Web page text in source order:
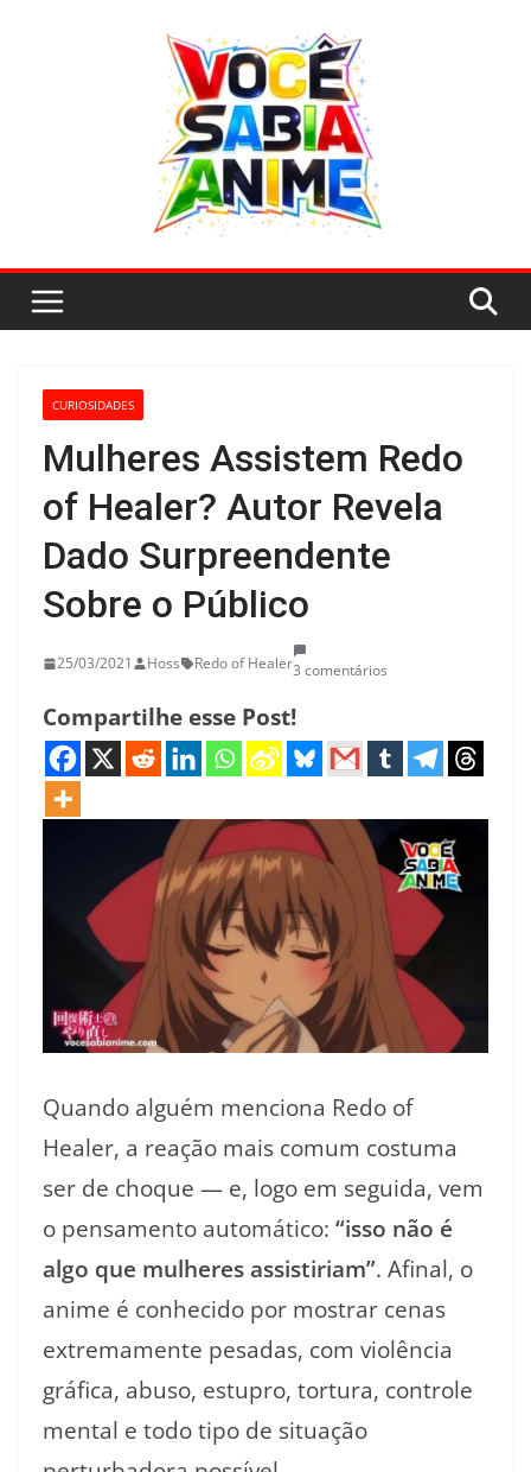
CURIOSIDADES
Mulheres Assistem Redo
of Healer? Autor Revela
Dado Surpreendente
Sobre o Público
25/03/2021 Hoss Redo of Healer3 comentários
Compartilhe esse Post!
Quando alguém menciona Redo of
Healer, a reação mais comum costuma
ser de choque — e, logo em seguida, vem
o pensamento automático: “isso não é
algo que mulheres assistiriam”. Afinal, o
anime é conhecido por mostrar cenas
extremamente pesadas, com violência
gráfica, abuso, estupro, tortura, controle
mental e todo tipo de situação